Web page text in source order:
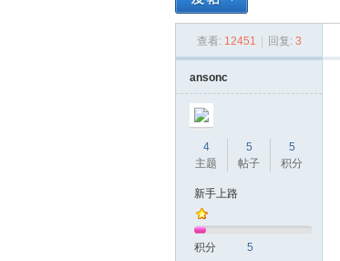
›
查看: 12451 回复: 3
ansonc
4
主题
5
帖子
5
积分
新手上路
积分 5